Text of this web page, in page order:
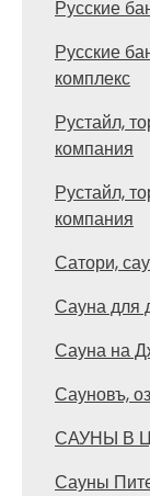
Русские
Русские
комплекс
Рустайл,
компания
Рустайл,
компания
Сатори,
Сауна для
Сауна на
Сауновъ,
САУНЫ В
Сауны